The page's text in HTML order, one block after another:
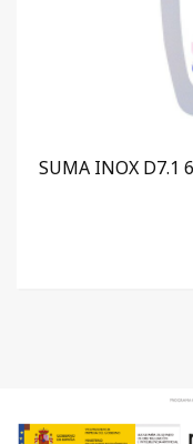
SUMA INOX D7.1